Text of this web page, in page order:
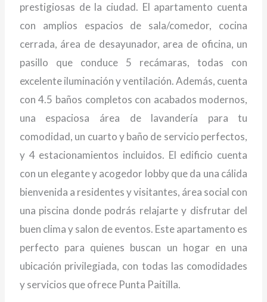
prestigiosas de la ciudad. El apartamento cuenta
con amplios espacios de sala/comedor, cocina
cerrada, área de desayunador, area de oficina, un
pasillo que conduce 5 recámaras, todas con
excelente iluminación y ventilación. Además, cuenta
con 4.5 baños completos con acabados modernos,
una espaciosa área de lavandería para tu
comodidad, un cuarto y baño de servicio perfectos,
y 4 estacionamientos incluidos. El edificio cuenta
con un elegante y acogedor lobby que da una cálida
bienvenida a residentes y visitantes, área social con
una piscina donde podrás relajarte y disfrutar del
buen clima y salon de eventos. Este apartamento es
perfecto para quienes buscan un hogar en una
ubicación privilegiada, con todas las comodidades
y servicios que ofrece Punta Paitilla.